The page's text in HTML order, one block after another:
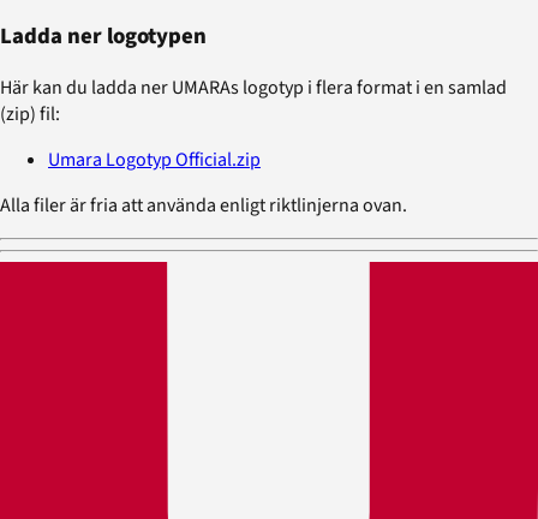
Ladda ner logotypen
Här kan du ladda ner UMARAs logotyp i flera format i en samlad
(zip) fil:
Umara Logotyp Official.zip
Alla filer är fria att använda enligt riktlinjerna ovan.